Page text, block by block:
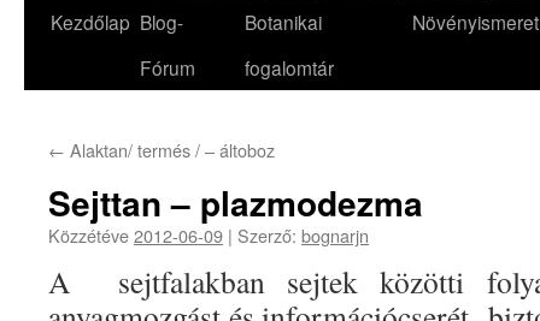
Kezdőlap Blog-
Fórum
Botanikai
fogalomtár
Növényismeret
← Alaktan/ termés / – áltoboz
Sejttan – plazmodezma
Közzétéve2012-06-09 | Szerző: bognarjn
A sejtfalakban sejtek közötti